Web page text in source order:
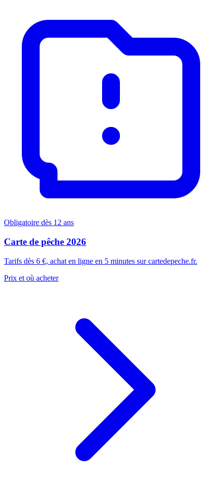
Obligatoire dès 12 ans
Carte de pêche 2026
Tarifs dès 6 €, achat en ligne en 5 minutes sur cartedepeche.fr.
Prix et où acheter